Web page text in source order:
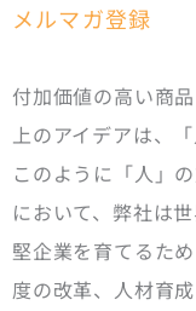
メルマガ登録
付加価値の高い商
上のアイデアは、
このように「人」
において、弊社は
堅企業を育てるた
度の改革、人材育